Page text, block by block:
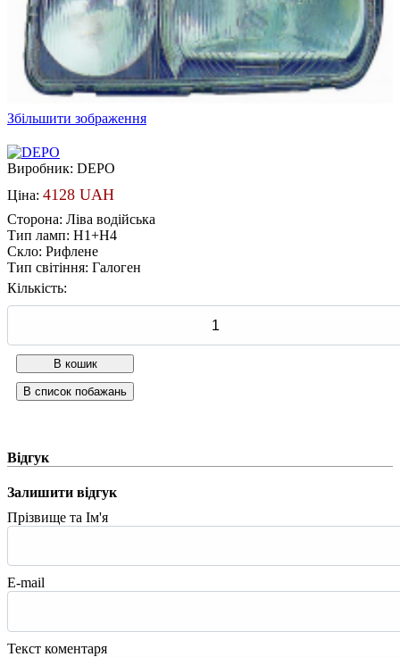
Збільшити зображення
Виробник: DEPO
Ціна: 4128 UAH
Сторона: Ліва водійська
Тип ламп: H1+H4
Скло: Рифлене
Тип світіння: Галоген
Кількість:
Відгук
Залишити відгук
Прізвище та Ім'я
E-mail
Текст коментаря